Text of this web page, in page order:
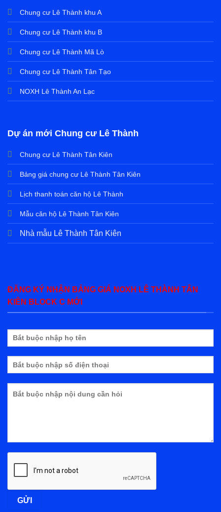
Chung cư Lê Thành khu A
Chung cư Lê Thành khu B
Chung cư Lê Thành Mã Lò
Chung cư Lê Thành Tân Tạo
NOXH Lê Thành An Lạc
Dự án mới Chung cư Lê Thành
Chung cư Lê Thành Tân Kiên
Bảng giá chung cư Lê Thành Tân Kiên
Lịch thanh toán căn hộ Lê Thành
Mẫu căn hộ Lê Thành Tân Kiên
Nhà mẫu Lê Thành Tân Kiên
ĐĂNG KÝ NHẬN BẢNG GIÁ NOXH LÊ THÀNH TÂN
KIÊN BLOCK C MỚI